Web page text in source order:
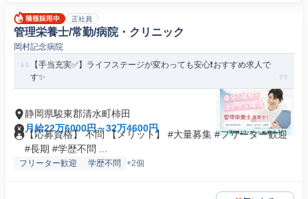
正社員
管理栄養士/常勤/病院・クリニック
岡村記念病院
【手当充実✅️】ライフステージが変わっても安心❗️おすすめ求人で
す✨
静岡県駿東郡清水町柿田
月給22万6000円～32万4600円
【応募資格】 不問 【メリット】 #大量募集 #フリーター歓迎
#長期 #学歴不問 ...
フリーター歓迎 学歴不問 +2個